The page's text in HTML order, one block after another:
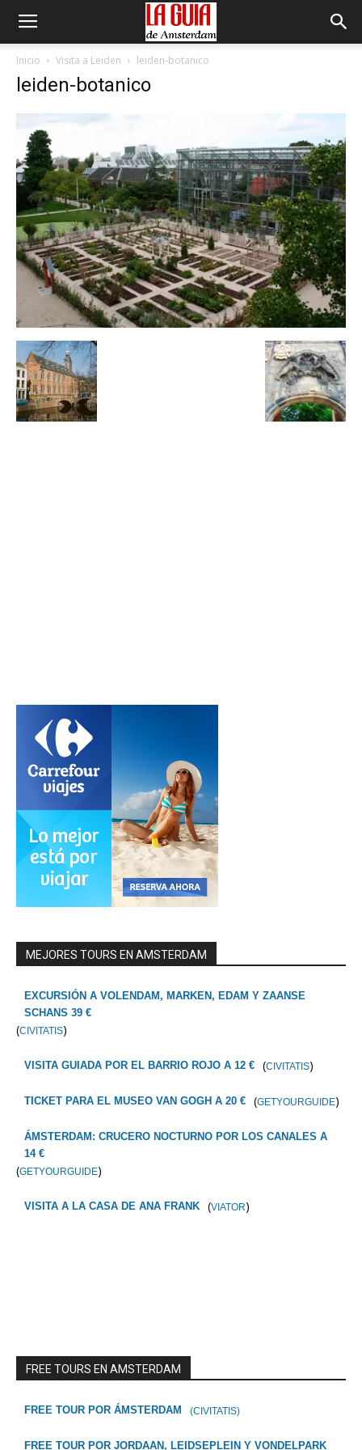
Inicio Visita a Leiden leiden-botanico
leiden-botanico
MEJORES TOURS EN AMSTERDAM
EXCURSIÓN A VOLENDAM, MARKEN, EDAM Y ZAANSE
SCHANS 39 €
(CIVITATIS)
VISITA GUIADA POR EL BARRIO ROJO A 12 € (CIVITATIS)
TICKET PARA EL MUSEO VAN GOGH A 20 € (GETYOURGUIDE)
ÁMSTERDAM: CRUCERO NOCTURNO POR LOS CANALES A
14 €
(GETYOURGUIDE)
VISITA A LA CASA DE ANA FRANK (VIATOR)
FREE TOURS EN AMSTERDAM
FREE TOUR POR ÁMSTERDAM (CIVITATIS)
FREE TOUR POR JORDAAN, LEIDSEPLEIN Y VONDELPARK